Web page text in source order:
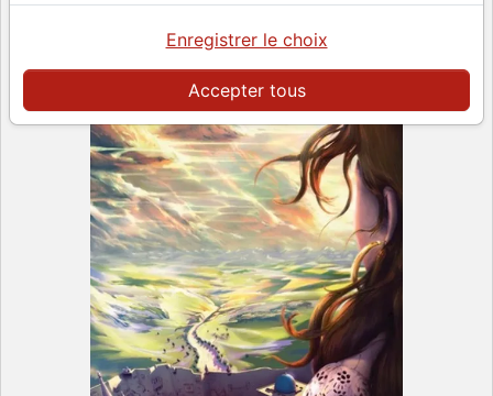
Accepter tous
Enregistrer le choix